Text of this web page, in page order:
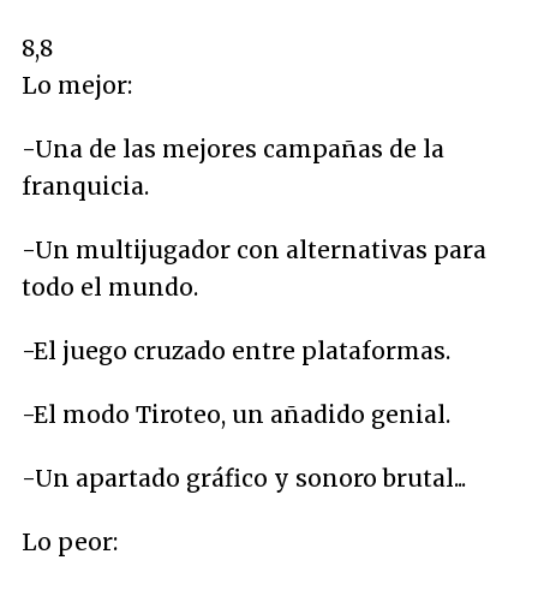
8,8
Lo mejor:
-Una de las mejores campañas de la
franquicia.
-Un multijugador con alternativas para
todo el mundo.
-El juego cruzado entre plataformas.
-El modo Tiroteo, un añadido genial.
-Un apartado gráfico y sonoro brutal...
Lo peor: